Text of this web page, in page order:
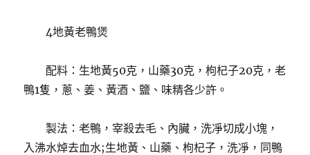
4地黃老鴨煲
配料：生地黃50克，山藥30克，枸杞子20克，老
鴨1隻，蔥、姜、黃酒、鹽、味精各少許。
製法：老鴨，宰殺去毛、內臟，洗凈切成小塊，
入沸水焯去血水;生地黃、山藥、枸杞子，洗凈，同鴨